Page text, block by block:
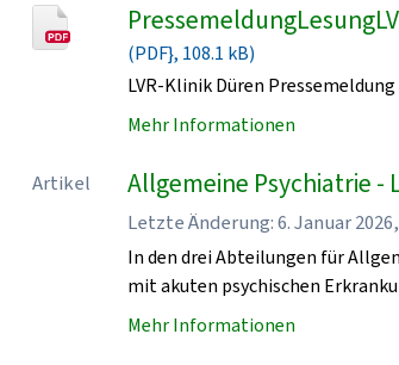
(PDF}, 108.1 kB)
LVR-Klinik Düren Pressemeldung
Mehr Informationen
Artikel Allgemeine Psychiatrie -
Letzte Änderung: 6. Januar
In den drei Abteilungen für
mit akuten psychischen
Mehr Informationen